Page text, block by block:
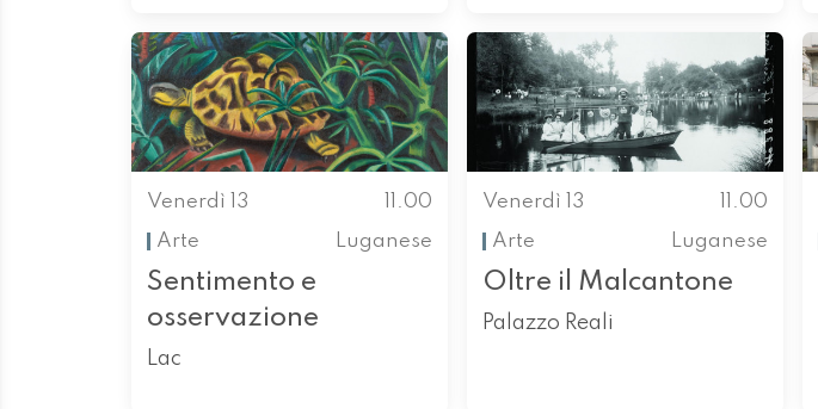
Venerdì 13
11.00
Arte
Luganese
Sentimento e
osservazione
Lac
Venerdì 13
11.00
Arte
Luganese
Oltre il Malcantone
Palazzo Reali